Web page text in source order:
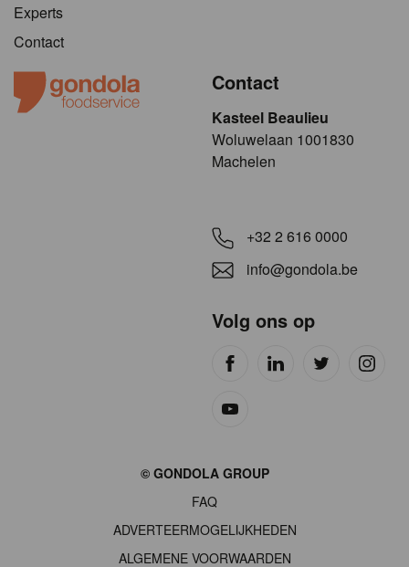
Experts
Contact
Contact
Kasteel Beaulieu
​​​Woluwelaan 1001830
Machelen
+32 2 616 0000
info@gondola.be
Volg ons op
© GONDOLA GROUP
FAQ
ADVERTEERMOGELIJKHEDEN
ALGEMENE VOORWAARDEN